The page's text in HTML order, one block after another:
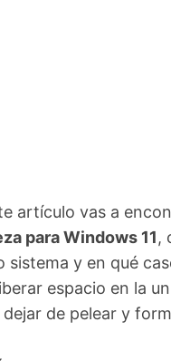
artículo vas a
para Windows 11,
sistema y en qué
espacio en la
dejar de pelear y